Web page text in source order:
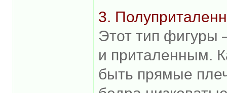
3.
Этот тип фигуры
и приталенным.
быть прямые